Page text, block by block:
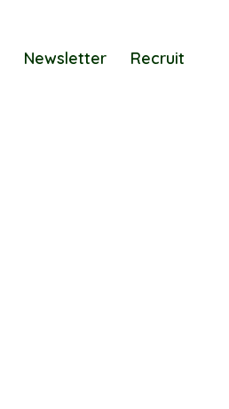
Newsletter Recruit